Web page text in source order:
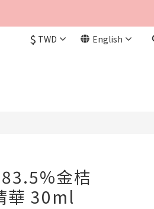
$ TWD English
金桔
華 30ml